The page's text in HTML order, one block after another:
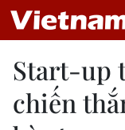
Start-up
chiến